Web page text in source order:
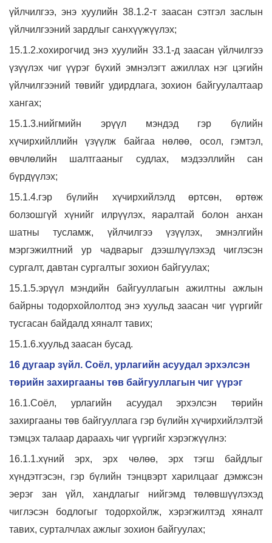
үйлчилгээ, энэ хуулийн 38.1.2-т заасан сэтгэл заслын
үйлчилгээний зардлыг санхүүжүүлэх;
15.1.2.хохирогчид энэ хуулийн 33.1-д заасан үйлчилгээ
үзүүлэх чиг үүрэг бүхий эмнэлэгт ажиллах нэг цэгийн
үйлчилгээний төвийг удирдлага, зохион байгуулалтаар
хангах;
15.1.3.нийгмийн эрүүл мэндэд гэр бүлийн
хүчирхийллийн үзүүлж байгаа нөлөө, осол, гэмтэл,
өвчлөлийн шалтгааныг судлах, мэдээллийн сан
бүрдүүлэх;
15.1.4.гэр бүлийн хүчирхийлэлд өртсөн, өртөж
болзошгүй хүнийг илрүүлэх, яаралтай болон анхан
шатны тусламж, үйлчилгээ үзүүлэх, эмнэлгийн
мэргэжилтний ур чадварыг дээшлүүлэхэд чиглэсэн
сургалт, давтан сургалтыг зохион байгуулах;
15.1.5.эрүүл мэндийн байгууллагын ажилтны ажлын
байрны тодорхойлолтод энэ хуульд заасан чиг үүргийг
тусгасан байдалд хяналт тавих;
15.1.6.хуульд заасан бусад.
16 дугаар зүйл. Соёл, урлагийн асуудал эрхэлсэн
төрийн захиргааны төв байгууллагын чиг үүрэг
16.1.Соёл, урлагийн асуудал эрхэлсэн төрийн
захиргааны төв байгууллага гэр бүлийн хүчирхийлэлтэй
тэмцэх талаар дараахь чиг үүргийг хэрэгжүүлнэ:
16.1.1.хүний эрх, эрх чөлөө, эрх тэгш байдлыг
хүндэтгэсэн, гэр бүлийн тэнцвэрт харилцааг дэмжсэн
эерэг зан үйл, хандлагыг нийгэмд төлөвшүүлэхэд
чиглэсэн бодлогыг тодорхойлж, хэрэгжилтэд хяналт
тавих, сурталчлах ажлыг зохион байгуулах;